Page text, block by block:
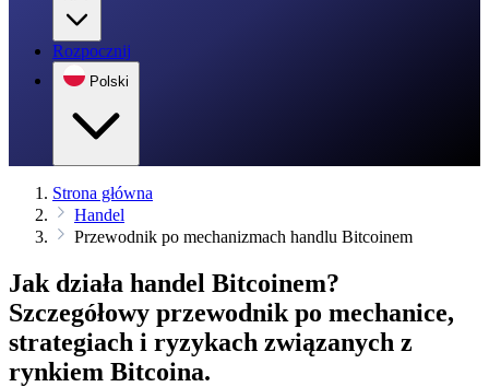
Rozpocznij
Polski
Strona główna
Handel
Przewodnik po mechanizmach handlu Bitcoinem
Jak działa handel Bitcoinem?
Szczegółowy przewodnik po mechanice,
strategiach i ryzykach związanych z
rynkiem Bitcoina.